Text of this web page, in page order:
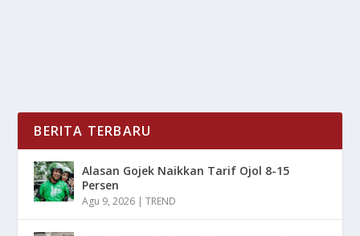
BERITA TERBARU
Alasan Gojek Naikkan Tarif Ojol 8-15
Persen
Agu 9, 2026 |TREND